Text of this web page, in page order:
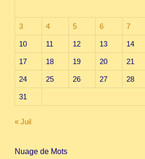
3 4 5 6 7
10 11 12 13 14
17 18 19 20 21
24 25 26 27 28
31
« Juil
Nuage de Mots